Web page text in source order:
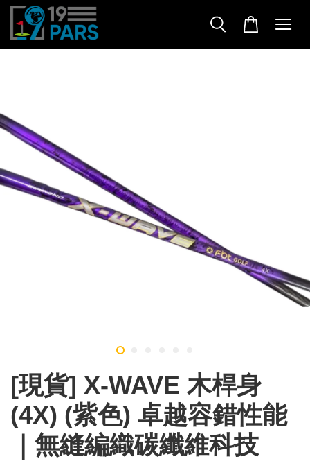
[現貨] X-WAVE 木桿身
(4X) (紫色) 卓越容錯性能
｜無縫編織碳纖維科技